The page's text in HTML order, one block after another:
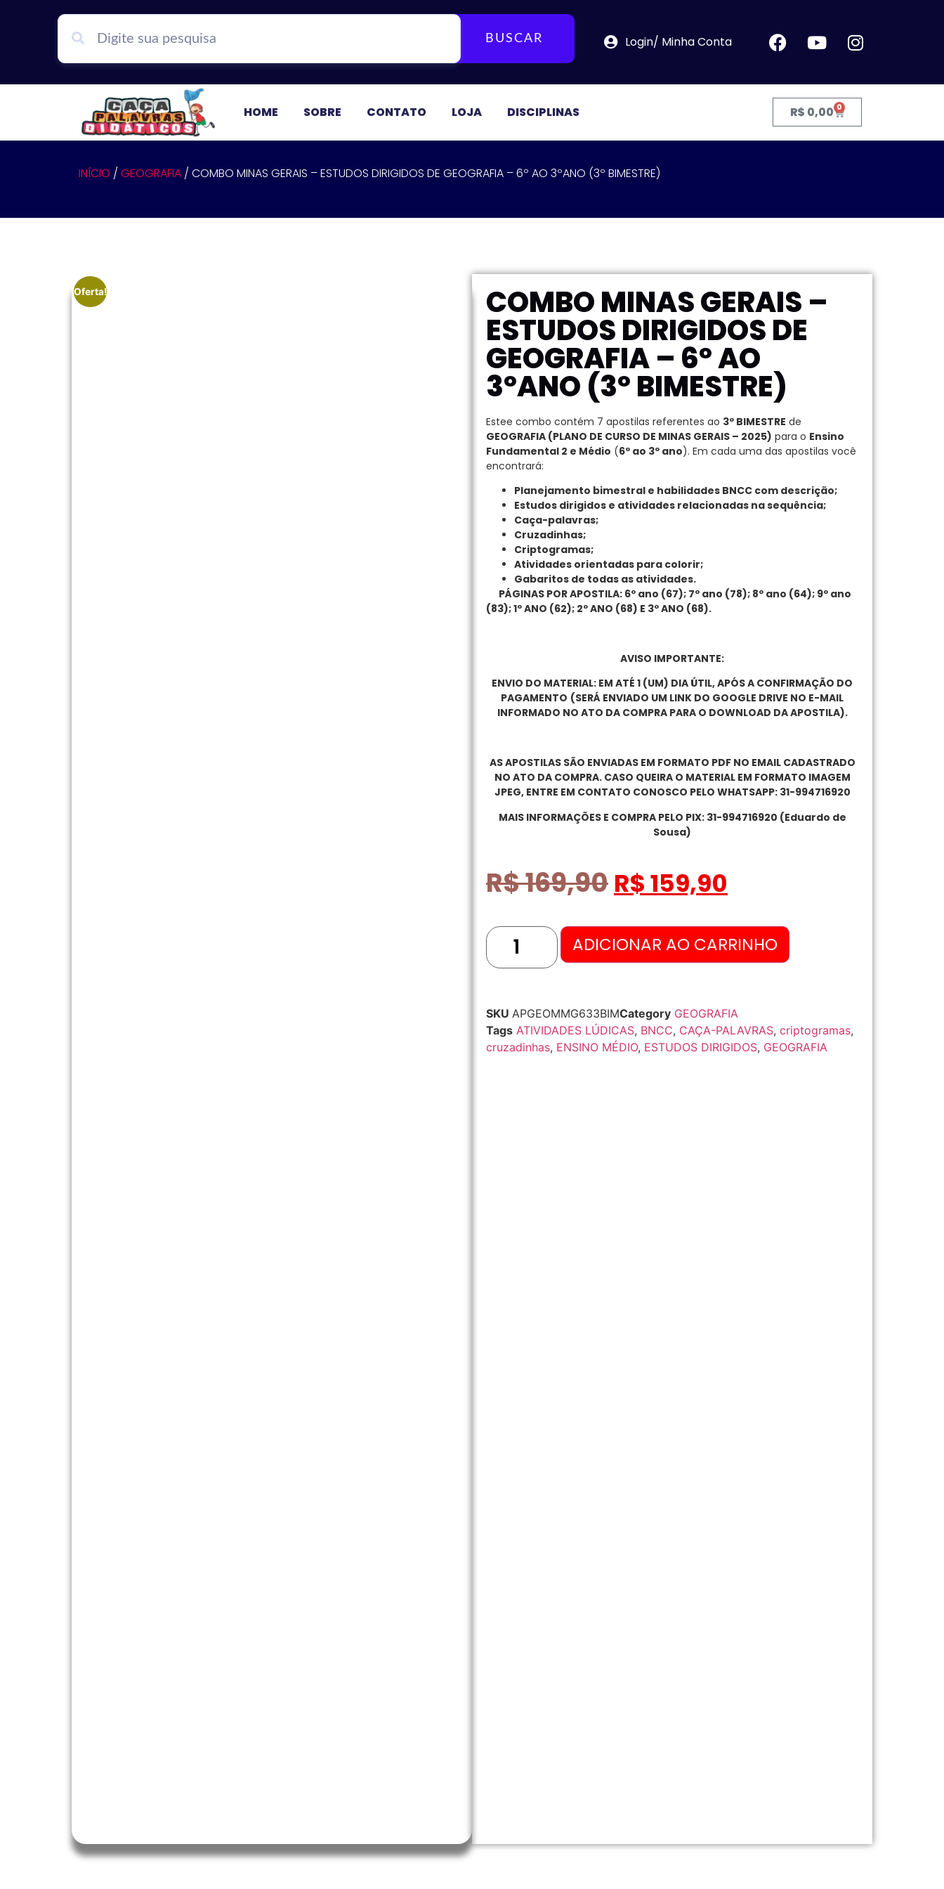
BUSCAR Login/ Minha Conta
HOME SOBRE CONTATO LOJA DISCIPLINAS R$ 0,00 0
INÍCIO / GEOGRAFIA / COMBO MINAS GERAIS – ESTUDOS DIRIGIDOS DE GEOGRAFIA – 6º AO 3ºANO (3º BIMESTRE)
Oferta! COMBO MINAS GERAIS –
ESTUDOS DIRIGIDOS DE
GEOGRAFIA – 6º AO
3ºANO (3º BIMESTRE)
Estee combo contém 7 apostilas referentes ao 3º BIMESTRE de
GEOGRAFIA (PLANO DE CURSO DE MINAS GERAIS – 2025) para o Ensino
Fundamental 2 e Médio (6º ao 3º ano). Em cada uma das apostilas você
encontrará:
Planejamento bimestral e habilidades BNCC com descrição;
Estudos dirigidos e atividades relacionadas na sequência;
Caça-palavras;
Cruzadinhas;
Criptogramas;
Atividades orientadas para colorir;
Gabaritos de todas as atividades.
PÁGINAS POR APOSTILA: 6º ano (67); 7º ano (78); 8º ano (64); 9º ano
(83); 1º ANO (62); 2º ANO (68) E 3º ANO (68).
AVISO IMPORTANTE:
ENVIO DO MATERIAL: EM ATÉ 1 (UM) DIA ÚTIL, APÓS A CONFIRMAÇÃO DO
PAGAMENTO (SERÁ ENVIADO UM LINK DO GOOGLE DRIVE NO E-MAIL
INFORMADO NO ATO DA COMPRA PARA O DOWNLOAD DA APOSTILA).
AS APOSTILAS SÃO ENVIADAS EM FORMATO PDF NO EMAIL CADASTRADO
NO ATO DA COMPRA. CASO QUEIRA O MATERIAL EM FORMATO IMAGEM
JPEG, ENTRE EM CONTATO CONOSCO PELO WHATSAPP: 31-994716920
MAIS INFORMAÇÕES E COMPRA PELO PIX: 31-994716920 (Eduardo de
Sousa)
R$169,90 R$159,90
ADICIONAR AO CARRINHO
SKU APGEOMMG633BIMCategory GEOGRAFIA
Tags ATIVIDADES LÚDICAS, BNCC, CAÇA-PALAVRAS, criptogramas,
cruzadinhas, ENSINO MÉDIO, ESTUDOS DIRIGIDOS, GEOGRAFIA